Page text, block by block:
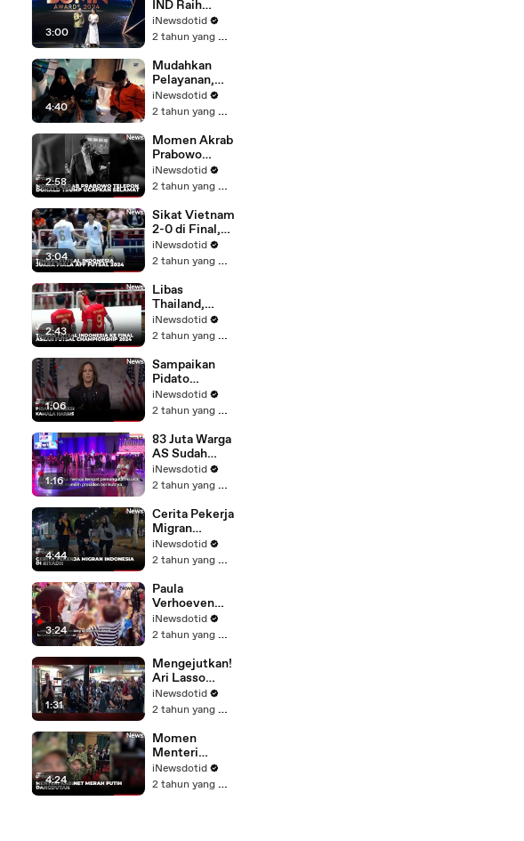
Demak
3:00
IND Raih
Penghargaan
di Ajang
lewat Aplikasi
Pospay
iNewsdotid
2 tahun yang lalu
4:40
Mudahkan
Pelayanan,
Pos IND
Salurkan
ATENSI YAPI
Door to Door
di Semarang
iNewsdotid
2 tahun yang lalu
2:58
Momen Akrab
Prabowo
Telepon
Langsung
Ucapkan
Selamat Usai
Menang
Pilpres AS
iNewsdotid
2 tahun yang lalu
3:04
Sikat Vietnam
2-0 di Final,
Timnas Futsal
Indonesia
AFF Futsal
2024
iNewsdotid
2 tahun yang lalu
2:43
Libas
Thailand,
Timnas Futsal
Indonesia
Vietnam di
Final ASEAN
Futsal
Championship
2024
iNewsdotid
2 tahun yang lalu
1:06
Sampaikan
Pidato
Konsesi di
Depan
a, Kamala
Harris Akui
Kekalahan
dari Donald
Trump di
Pilpres AS
iNewsdotid
2 tahun yang lalu
1:16
83 Juta Warga
AS Sudah
Nyoblos di
Pilpres
iNewsdotid
2 tahun yang lalu
4:44
Cerita Pekerja
Migran
Indonesia di
Riyadh,
Ekonomi
hingga Dapat
Jodoh
iNewsdotid
2 tahun yang lalu
3:24
Paula
Verhoeven
Akhirnya Buka
Suara soal
Selingkuh dari
Baim Wong
iNewsdotid
2 tahun yang lalu
1:31
Mengejutkan!
Ari Lasso
Umumkan
Cerai dari Vita
iNewsdotid
2 tahun yang lalu
4:24
Momen
Menteri
Kabinet
Prabowo
iNewsdotid
2 tahun yang lalu